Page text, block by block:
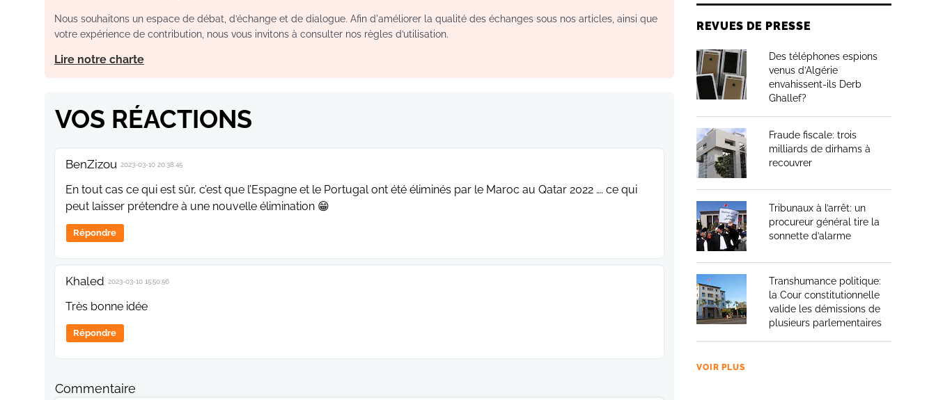
Nous souhaitons un espace de débat, d’échange et de dialogue. Afin d'améliorer la qualité des échanges sous nos articles, ainsi que
votre expérience de contribution, nous vous invitons à consulter nos règles d’utilisation.
Lire notre charte
VOS RÉACTIONS
BenZizou 2023-03-10 20:38:45
En tout cas ce qui est sûr, c’est que l’Espagne et le Portugal ont été éliminés par le Maroc au Qatar 2022 …. ce qui
peut laisser prétendre à une nouvelle élimination 😁
Répondre
Khaled 2023-03-10 15:50:56
Très bonne idée
Répondre
Commentaire
REVUES DE PRESSE
Des téléphones espions
venus d’Algérie
envahissent-ils Derb
Ghallef?
Fraude fiscale: trois
milliards de dirhams à
recouvrer
Tribunaux à l’arrêt: un
procureur général tire la
sonnette d’alarme
Transhumance politique:
la Cour constitutionnelle
valide les démissions de
plusieurs parlementaires
VOIR PLUS